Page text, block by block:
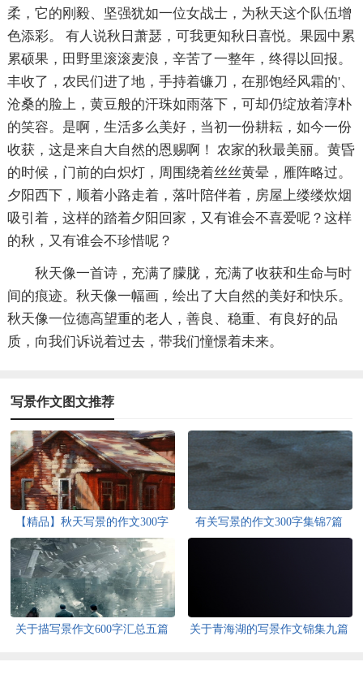
柔，它的刚毅、坚强犹如一位女战士，为秋天这个队伍增
色添彩。 有人说秋日萧瑟，可我更知秋日喜悦。果园中累
累硕果，田野里滚滚麦浪，辛苦了一整年，终得以回报。
丰收了，农民们进了地，手持着镰刀，在那饱经风霜的'、
沧桑的脸上，黄豆般的汗珠如雨落下，可却仍绽放着淳朴
的笑容。是啊，生活多么美好，当初一份耕耘，如今一份
收获，这是来自大自然的恩赐啊！ 农家的秋最美丽。黄昏
的时候，门前的白炽灯，周围绕着丝丝黄晕，雁阵略过。
夕阳西下，顺着小路走着，落叶陪伴着，房屋上缕缕炊烟
吸引着，这样的踏着夕阳回家，又有谁会不喜爱呢？这样
的秋，又有谁会不珍惜呢？
秋天像一首诗，充满了朦胧，充满了收获和生命与时
间的痕迹。秋天像一幅画，绘出了大自然的美好和快乐。
秋天像一位德高望重的老人，善良、稳重、有良好的品
质，向我们诉说着过去，带我们憧憬着未来。
写景作文图文推荐
【精品】秋天写景的作文300字
集合五篇
有关写景的作文300字集锦7篇
关于描写景作文600字汇总五篇 关于青海湖的写景作文锦集九篇